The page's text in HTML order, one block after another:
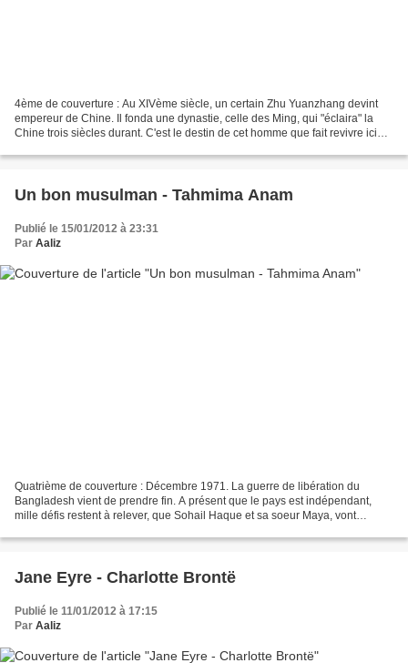
4ème de couverture : Au XIVème siècle, un certain Zhu Yuanzhang devint
empereur de Chine. Il fonda une dynastie, celle des Ming, qui "éclaira" la
Chine trois siècles durant. C'est le destin de cet homme que fait revivre ici
Un bon musulman - Tahmima Anam
Publié le 15/01/2012 à 23:31
Par Aaliz
Quatrième de couverture : Décembre 1971. La guerre de libération du
Bangladesh vient de prendre fin. A présent que le pays est indépendant,
mille défis restent à relever, que Sohail Haque et sa soeur Maya, vont
Jane Eyre - Charlotte Brontë
Publié le 11/01/2012 à 17:15
Par Aaliz